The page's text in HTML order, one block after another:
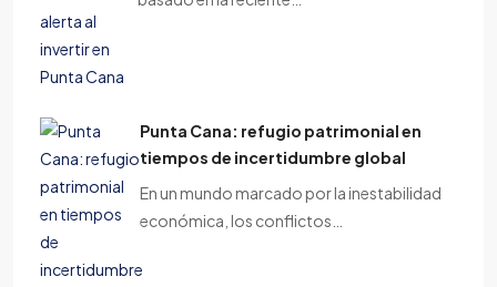
Punta Cana: refugio patrimonial en
tiempos de incertidumbre global
En un mundo marcado por la inestabilidad
económica, los conflictos…